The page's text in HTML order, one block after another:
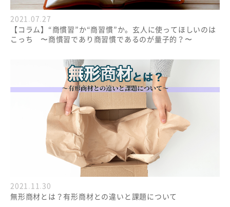
2021.07.27
【コラム】“商慣習”か“商習慣”か。玄人に使ってほしいのは
こっち 〜商慣習であり商習慣であるのが量子的？〜
2021.11.30
無形商材とは？有形商材との違いと課題について